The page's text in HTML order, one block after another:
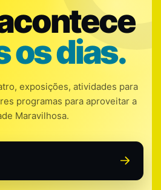
os dias.
exposições, atividades para
programas para aproveitar a
Maravilhosa.